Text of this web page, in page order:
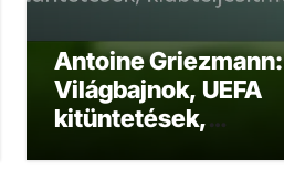
Antoine Griezmann:
Világbajnok, UEFA
kitüntetések,